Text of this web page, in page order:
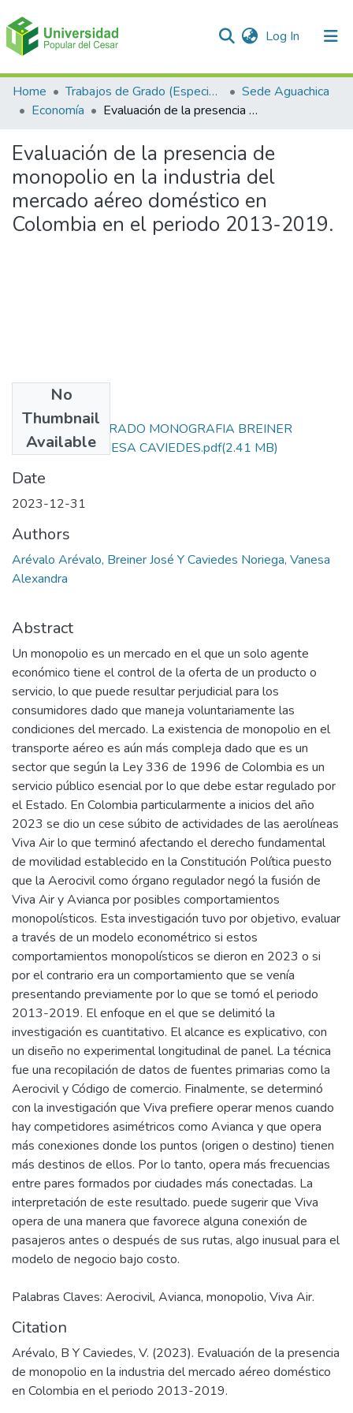
Log In (current)
Communities & Collections
Statistics
Home Trabajos de Grado (Especializaciones y Pregrados)
Sede Aguachica
Economía
Evaluación de la presencia de monopolio en la industria del mercado aéreo doméstico en Colombia en el periodo 2013-2019.
Evaluación de la presencia de
monopolio en la industria del
mercado aéreo doméstico en
Colombia en el periodo 2013-2019.
No
Thumbnail
Available
PROYECTO DE GRADO MONOGRAFIA BREINER
AREVALO Y VANESA CAVIEDES.pdf(2.41 MB)
Date
2023-12-31
Authors
Arévalo Arévalo, Breiner José Y Caviedes Noriega, Vanesa
Alexandra
Abstract
Un monopolio es un mercado en el que un solo agente
económico tiene el control de la oferta de un producto o
servicio, lo que puede resultar perjudicial para los
consumidores dado que maneja voluntariamente las
condiciones del mercado. La existencia de monopolio en el
transporte aéreo es aún más compleja dado que es un
sector que según la Ley 336 de 1996 de Colombia es un
servicio público esencial por lo que debe estar regulado por
el Estado. En Colombia particularmente a inicios del año
2023 se dio un cese súbito de actividades de las aerolíneas
Viva Air lo que terminó afectando el derecho fundamental
de movilidad establecido en la Constitución Política puesto
que la Aerocivil como órgano regulador negó la fusión de
Viva Air y Avianca por posibles comportamientos
monopolísticos. Esta investigación tuvo por objetivo, evaluar
a través de un modelo econométrico si estos
comportamientos monopolísticos se dieron en 2023 o si
por el contrario era un comportamiento que se venía
presentando previamente por lo que se tomó el periodo
2013-2019. El enfoque en el que se delimitó la
investigación es cuantitativo. El alcance es explicativo, con
un diseño no experimental longitudinal de panel. La técnica
fue una recopilación de datos de fuentes primarias como la
Aerocivil y Código de comercio. Finalmente, se determinó
con la investigación que Viva prefiere operar menos cuando
hay competidores asimétricos como Avianca y que opera
más conexiones donde los puntos (origen o destino) tienen
más destinos de ellos. Por lo tanto, opera más frecuencias
entre pares formados por ciudades más conectadas. La
interpretación de este resultado. puede sugerir que Viva
opera de una manera que favorece alguna conexión de
pasajeros antes o después de sus rutas, algo inusual para el
modelo de negocio bajo costo.
Palabras Claves: Aerocivil, Avianca, monopolio, Viva Air.
Citation
Arévalo, B Y Caviedes, V. (2023). Evaluación de la presencia
de monopolio en la industria del mercado aéreo doméstico
en Colombia en el periodo 2013-2019.